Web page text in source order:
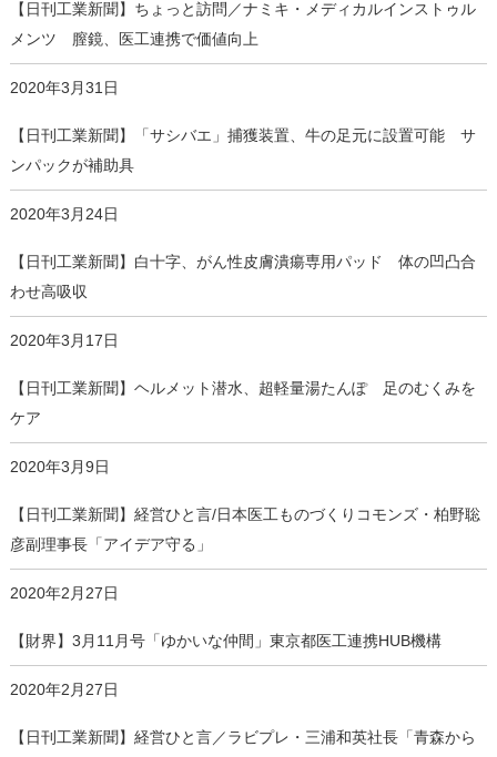
【日刊工業新聞】ちょっと訪問／ナミキ・メディカルインストゥル
メンツ 膣鏡、医工連携で価値向上
2020年3月31日
【日刊工業新聞】「サシバエ」捕獲装置、牛の足元に設置可能 サ
ンパックが補助具
2020年3月24日
【日刊工業新聞】白十字、がん性皮膚潰瘍専用パッド 体の凹凸合
わせ高吸収
2020年3月17日
【日刊工業新聞】ヘルメット潜水、超軽量湯たんぽ 足のむくみを
ケア
2020年3月9日
【日刊工業新聞】経営ひと言/日本医工ものづくりコモンズ・柏野聡
彦副理事長「アイデア守る」
2020年2月27日
【財界】3月11月号「ゆかいな仲間」東京都医工連携HUB機構
2020年2月27日
【日刊工業新聞】経営ひと言／ラビプレ・三浦和英社長「青森から